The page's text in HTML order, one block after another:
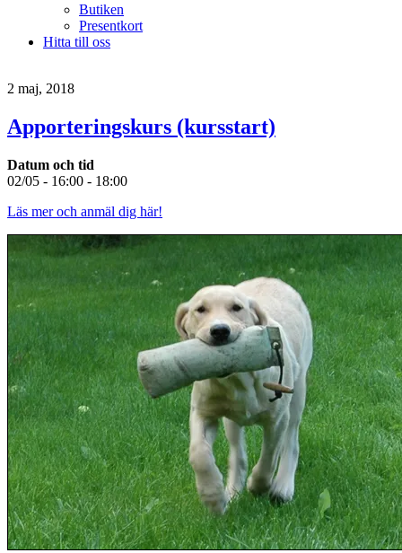
Butiken
Presentkort
Hitta till oss
2 maj, 2018
Apporteringskurs (kursstart)
Datum och tid
02/05 - 16:00 - 18:00
Läs mer och anmäl dig här!